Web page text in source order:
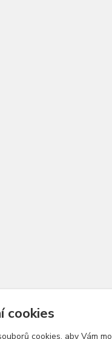
cookies
cookies, aby Vám